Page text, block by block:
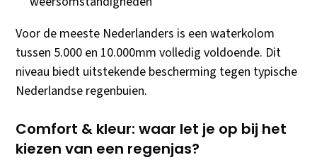
Voor de meeste Nederlanders is een waterkolom
tussen 5.000 en 10.000mm volledig voldoende. Dit
niveau biedt uitstekende bescherming tegen typische
Nederlandse regenbuien.
Comfort & kleur: waar let je op bij het
kiezen van een regenjas?